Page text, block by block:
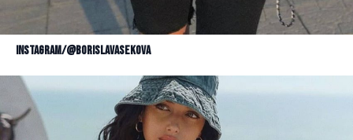
Instagram/@borislavasekova